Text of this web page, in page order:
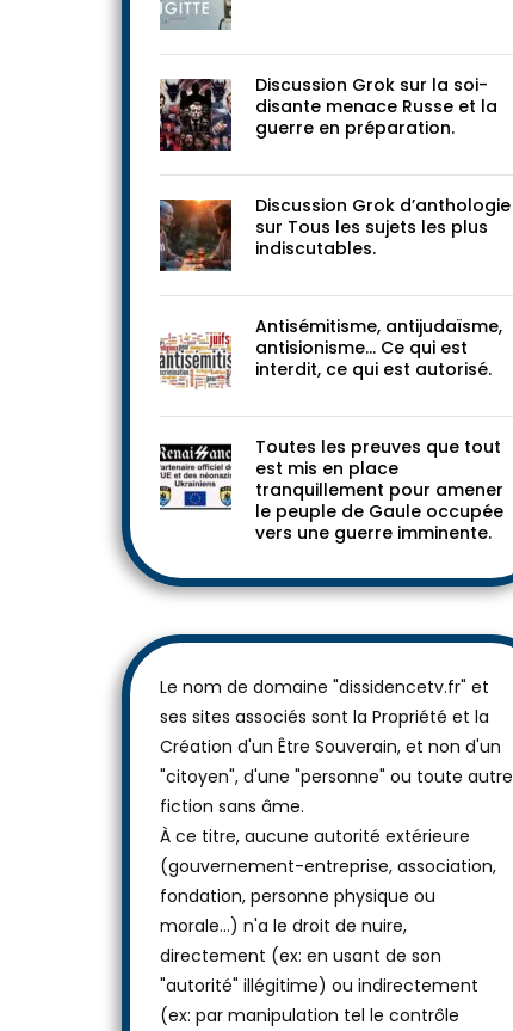
Discussion Grok sur la soi-
disante menace Russe et la
guerre en préparation.
Discussion Grok d’anthologie
sur Tous les sujets les plus
indiscutables.
Antisémitisme, antijudaïsme,
antisionisme… Ce qui est
interdit, ce qui est autorisé.
Toutes les preuves que tout
est mis en place
tranquillement pour amener
le peuple de Gaule occupée
vers une guerre imminente.
Le nom de domaine "dissidencetv.fr" et
ses sites associés sont la Propriété et la
Création d'un Être Souverain, et non d'un
"citoyen", d'une "personne" ou toute autre
fiction sans âme.
À ce titre, aucune autorité extérieure
(gouvernement-entreprise, association,
fondation, personne physique ou
morale...) n'a le droit de nuire,
directement (ex: en usant de son
"autorité" illégitime) ou indirectement
(ex: par manipulation tel le contrôle